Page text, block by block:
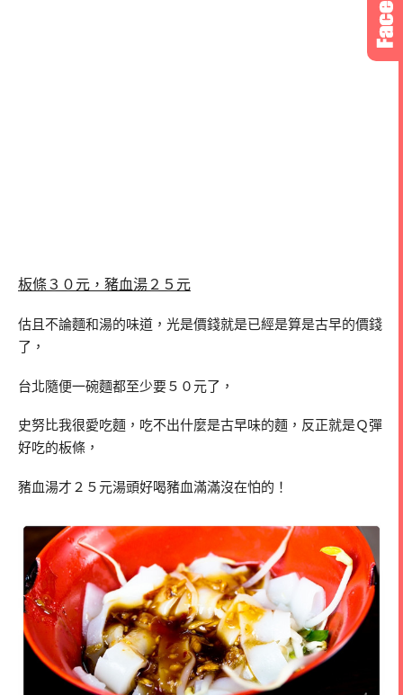
板條３０元， 豬血湯２５元
估且不論麵和湯的味道，光是價錢就是已經是算是古早的價錢
了，
台北隨便一碗麵都至少要５０元了，
史努比我很愛吃麵，吃不出什麼是古早味的麵，反正就是Ｑ彈
好吃的板條，
豬血湯才２５元湯頭好喝豬血滿滿沒在怕的！